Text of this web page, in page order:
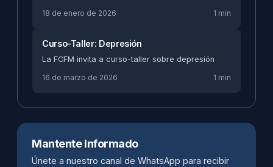
18 de enero de 2026
1 min
Curso-Taller: Depresión
La FCFM invita a curso-taller sobre depresión
16 de marzo de 2026
1 min
Mantente Informado
Únete a nuestro canal de WhatsApp para recibir